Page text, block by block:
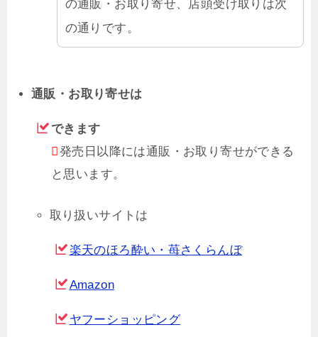
の通販・お取り寄せ、店頭受け取りは次
の通りです。
通販・お取り寄せは
できます
発売日以降には通販・お取り寄せができる
と思います。
取り扱いサイトは
楽天のほろ酔い・苺さくらんぼ
Amazon
ヤフーショッピング